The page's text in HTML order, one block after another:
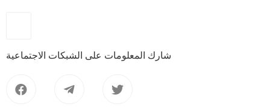
شارك المعلومات على الشبكات الاجتماعية